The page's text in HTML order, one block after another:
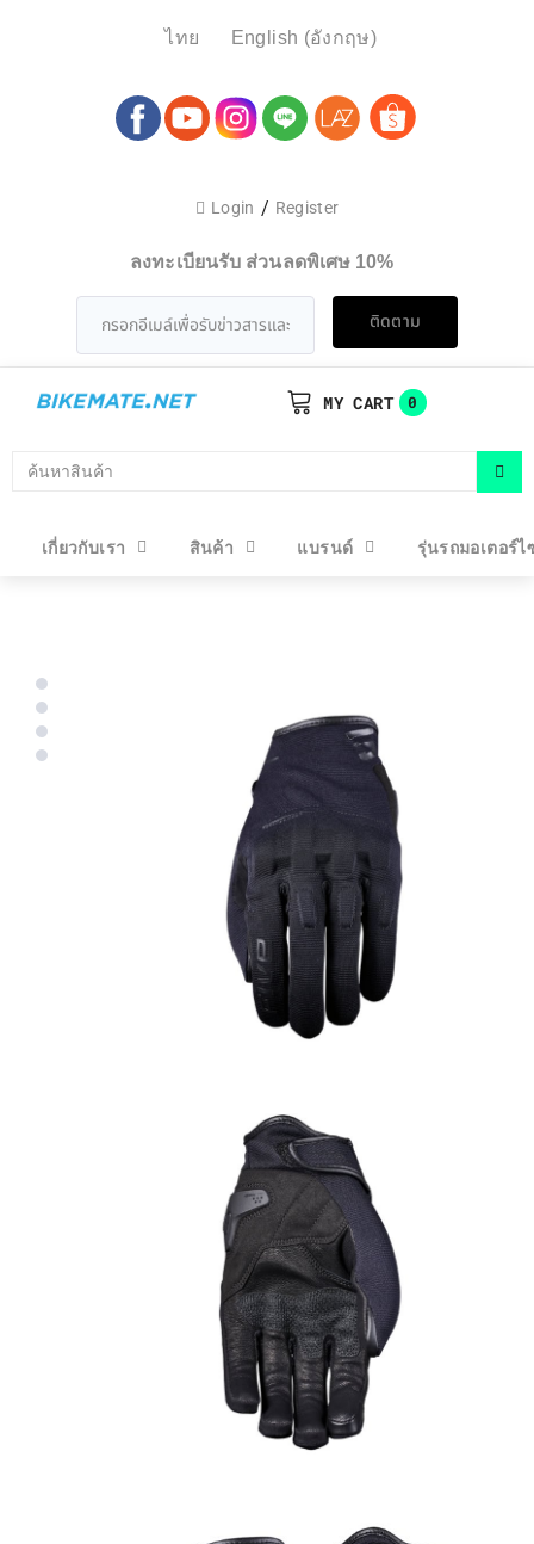
ไทย English (อังกฤษ)
ลงทะเบียนรับ ส่วนลดพิเศษ 10%
ติดตาม
Login / Register
เกี่ยวกับเรา สินค้า แบรนด์ รุ่นรถมอเตอร์ไ
MY CART 0